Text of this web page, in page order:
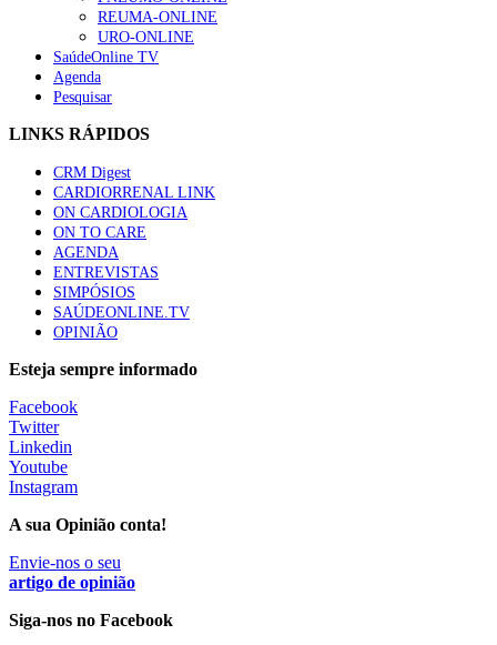
“Os programas de rastreio do cancro do pulmão são
custo-efetivos e representam um investimento
66 visualizações
Trodelvy aprovado para primeira linha no cancro da
mama triplo negativo metastático em doentes não
elegíveis para inibidores PD-(L)1
61 visualizações
Especialistas defendem mais potássio na alimentação
57 visualizações
MAIS NOTÍCIAS
Assembly
6 Ago, 2026 |0 Comments
Sindicato diz que nova carreira de médicos dentistas reforça
REUMA-ONLINE
URO-ONLINE
SaúdeOnline TV
Agenda
Pesquisar
LINKS RÁPIDOS
CRM Digest
CARDIORRENAL LINK
ON CARDIOLOGIA
ON TO CARE
AGENDA
ENTREVISTAS
SIMPÓSIOS
SAÚDEONLINE.TV
OPINIÃO
Esteja sempre informado
Facebook
Twitter
Linkedin
Youtube
Instagram
A sua Opinião conta!
Envie-nos o seu
artigo de opinião
Siga-nos no Facebook